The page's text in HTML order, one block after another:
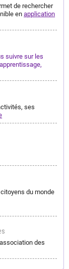
de rechercher
enapplication
suivre sur les
ses
du monde
des